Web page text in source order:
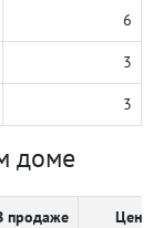
6
3
3
доме
продаже